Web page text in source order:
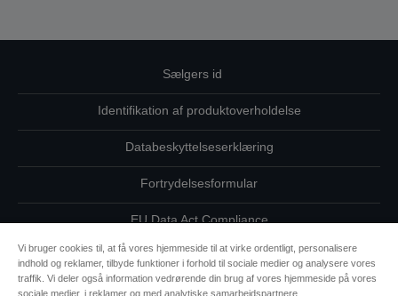
Sælgers id
Identifikation af produktoverholdelse
Databeskyttelseserklæring
Fortrydelsesformular
EU Data Act Compliance
Kontakt os vedrørende dine data
Oplysninger om cookies
Vi bruger cookies til, at få vores hjemmeside til at virke ordentligt, personalisere
indhold og reklamer, tilbyde funktioner i forhold til sociale medier og analysere vores
traffik. Vi deler også information vedrørende din brug af vores hjemmeside på vores
sociale medier, i reklamer og med analytiske samarbejdspartnere.